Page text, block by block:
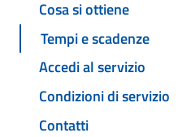
Cosa si ottiene
Tempi e scadenze
Accedi al servizio
Condizioni di servizio
Contatti